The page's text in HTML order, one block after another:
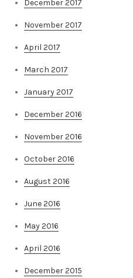
December 2017
November 2017
April 2017
March 2017
January 2017
December 2016
November 2016
October 2016
August 2016
June 2016
May 2016
April 2016
December 2015